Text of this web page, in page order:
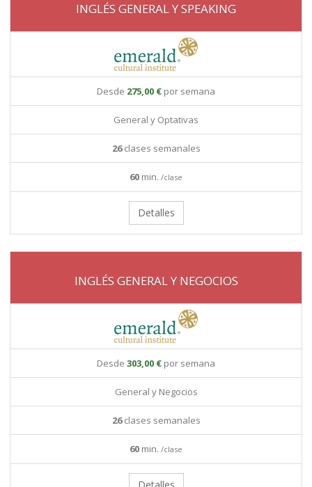
INGLÉS GENERAL Y SPEAKING
Desde 275,00 € por semana
General y Optativas
26clases semanales
60 min. /clase
Detalles
INGLÉS GENERAL Y NEGOCIOS
Desde 303,00 € por semana
General y Negocios
26clases semanales
60 min. /clase